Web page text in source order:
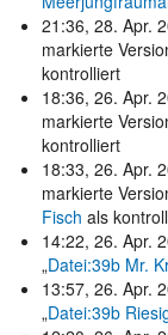
21:36, 28. Apr.
markierte
kontrolliert
18:36, 26. Apr.
markierte
kontrolliert
18:33, 26. Apr.
markierte
Fisch als
14:22, 26. Apr.
„Datei:39b Mr.
13:57, 26. Apr.
„Datei:39b